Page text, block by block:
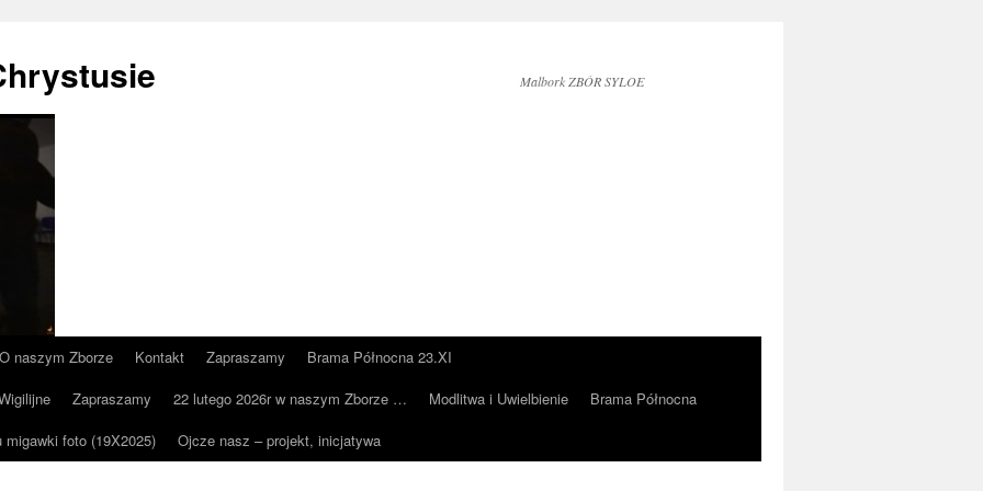
Malbork ZBÓR SYLOE
O naszym Zborze Kontakt Zapraszamy
Brama Północna 23.XI
Zapraszamy 22 lutego 2026r w naszym Zborze … Modlitwa i Uwielbienie
Brama Północna
foto (19X2025) Ojcze nasz – projekt, inicjatywa